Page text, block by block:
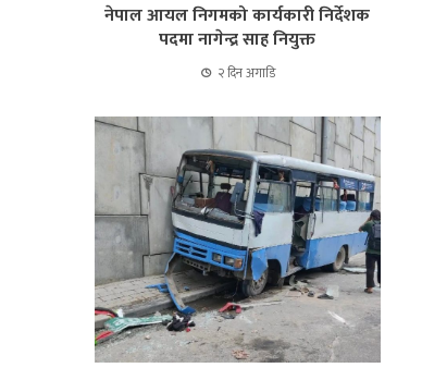
नेपाल आयल निगमको कार्यकारी निर्देशक
पदमा नागेन्द्र साह नियुक्त
२ दिन अगाडि